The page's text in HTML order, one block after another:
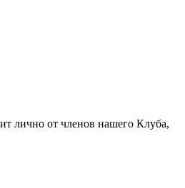
лично от членов нашего Клуба,